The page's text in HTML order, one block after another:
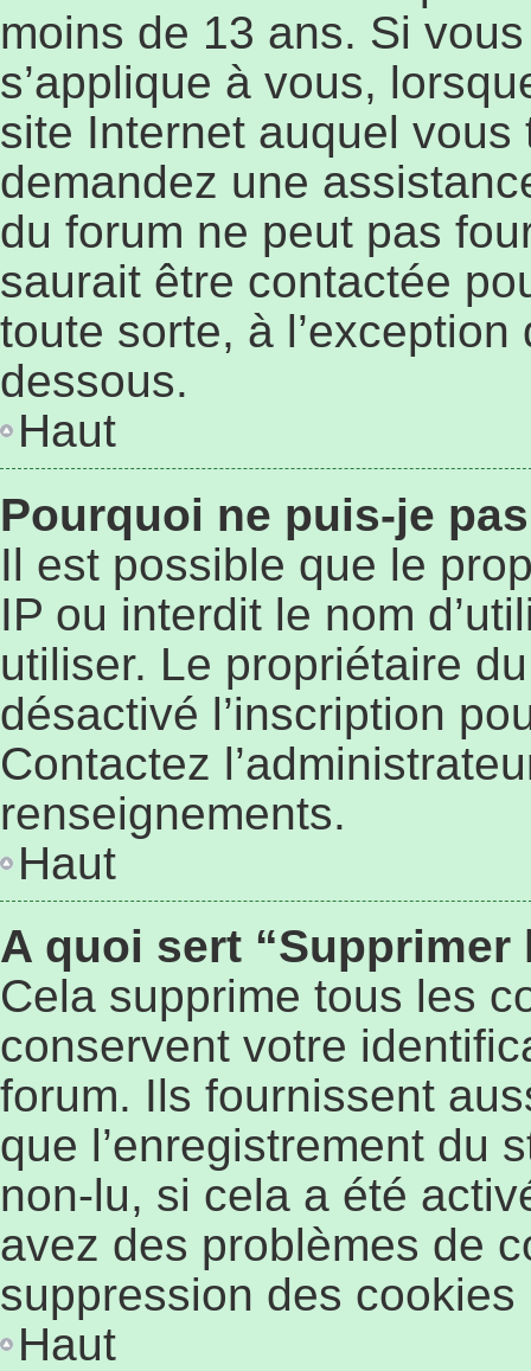
moins de 13 ans. Si
s’applique à vous,
site Internet auquel
demandez une
du forum ne peut pas
saurait être contactée
toute sorte, à
dessous.
Haut
Pourquoi ne puis-je
Il est possible que le
IP ou interdit le nom
utiliser. Le propriétaire
désactivé l’inscription
Contactez
renseignements.
Haut
A quoi sert
Cela supprime tous les
conservent votre
forum. Ils fournissent
que l’enregistrement du
non-lu, si cela a été
avez des problèmes de
suppression des
Haut